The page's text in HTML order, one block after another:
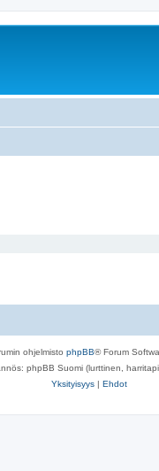
ohjelmisto phpBB® Forum
phpBB Suomi (lurttinen,
Yksityisyys | Ehdot